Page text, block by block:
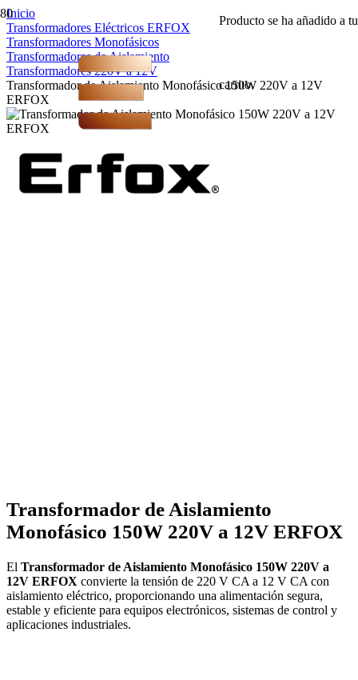
Producto se ha añadido a tu
carrito.
Inicio
Transformadores Eléctricos ERFOX
Transformadores Monofásicos
Transformadores de Aislamiento
Transformadores 220V a 12V
Transformador de Aislamiento Monofásico 150W 220V a 12V
ERFOX
Transformador de Aislamiento
Monofásico 150W 220V a 12V ERFOX
El Transformador de Aislamiento Monofásico 150W 220V a
12V ERFOX convierte la tensión de 220 V CA a 12 V CA con
aislamiento eléctrico, proporcionando una alimentación segura,
estable y eficiente para equipos electrónicos, sistemas de control y
aplicaciones industriales.